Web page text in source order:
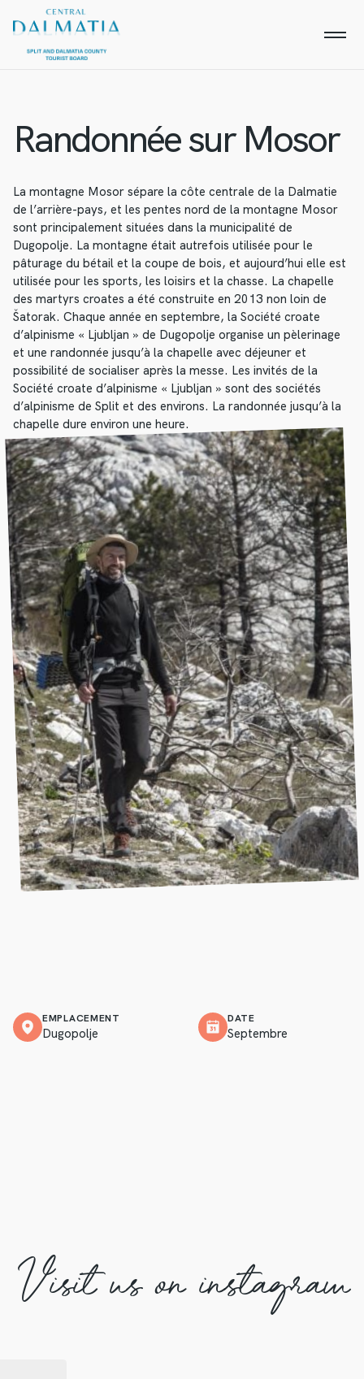
Randonnée sur Mosor
La montagne Mosor sépare la côte centrale de la Dalmatie
de l’arrière-pays, et les pentes nord de la montagne Mosor
sont principalement situées dans la municipalité de
Dugopolje. La montagne était autrefois utilisée pour le
pâturage du bétail et la coupe de bois, et aujourd’hui elle est
utilisée pour les sports, les loisirs et la chasse. La chapelle
des martyrs croates a été construite en 2013 non loin de
Šatorak. Chaque année en septembre, la Société croate
d’alpinisme « Ljubljan » de Dugopolje organise un pèlerinage
et une randonnée jusqu’à la chapelle avec déjeuner et
possibilité de socialiser après la messe. Les invités de la
Société croate d’alpinisme « Ljubljan » sont des sociétés
d’alpinisme de Split et des environs. La randonnée jusqu’à la
chapelle dure environ une heure.
EMPLACEMENT
Dugopolje
DATE
Septembre
Visit us on instagram